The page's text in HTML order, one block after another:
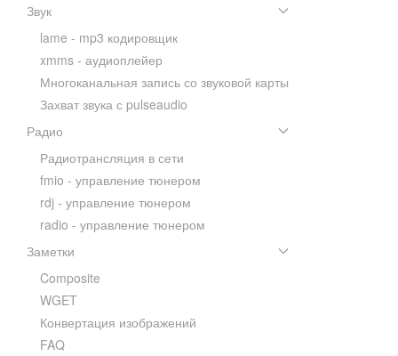
Звук
lame - mp3 кодировщик
xmms - аудиоплейер
Многоканальная запись со звуковой карты
Захват звука с pulseaudio
Радио
Радиотрансляция в сети
fmio - управление тюнером
rdj - управление тюнером
radio - управление тюнером
Заметки
Composite
WGET
Конвертация изображений
FAQ